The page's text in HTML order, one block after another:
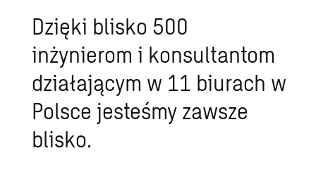
Dzięki blisko 500
inżynierom i konsultantom
działającym w 11 biurach w
Polsce jesteśmy zawsze
blisko.